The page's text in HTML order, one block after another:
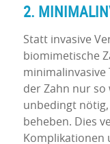
2.
Statt invasive
biomimetische
minimalinvasive
der Zahn nur
unbedingt nötig,
beheben. Dies
Komplikationen